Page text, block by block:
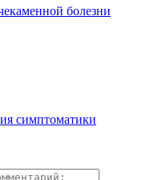
болезни
симптоматики